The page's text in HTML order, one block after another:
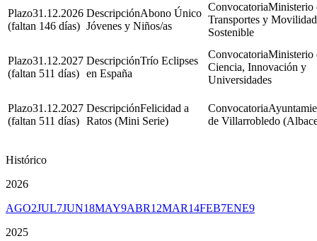
31.12.2026
(faltan 146 días)
Abono Único
Jóvenes y Niños/as
Ministerio
Transportes y Movilidad
Sostenible
31.12.2027
(faltan 511 días)
Trío Eclipses
en España
Ministerio
Ciencia, Innovación y
Universidades
31.12.2027
(faltan 511 días)
Felicidad a
Ratos (Mini Serie)
de Villarrobledo
Histórico
2026
AGO2JUL7JUN18MAY9ABR12MAR14FEB7ENE9
2025